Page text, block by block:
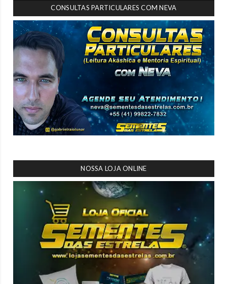
CONSULTAS PARTICULARES COM NEVA
NOSSA LOJA ONLINE